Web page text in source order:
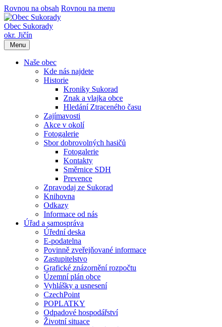
Rovnou na obsah Rovnou na menu
Obec Sukorady
okr. Jičín
Menu
Naše obec
Kde nás najdete
Historie
Kroniky Sukorad
Znak a vlajka obce
Hledání Ztraceného času
Zajímavosti
Akce v okolí
Fotogalerie
Sbor dobrovolných hasičů
Fotogalerie
Kontakty
Směrnice SDH
Prevence
Zpravodaj ze Sukorad
Knihovna
Odkazy
Informace od nás
Úřad a samospráva
Úřední deska
E-podatelna
Povinně zveřejňované informace
Zastupitelstvo
Grafické znázornění rozpočtu
Územní plán obce
Vyhlášky a usnesení
CzechPoint
POPLATKY
Odpadové hospodářství
Životní situace